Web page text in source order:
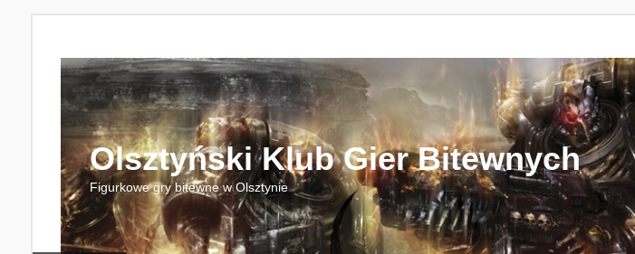
Olsztyński Klub Gier Bitewnych
Figurkowe gry bitewne w Olsztynie